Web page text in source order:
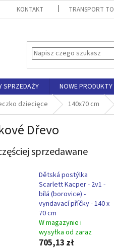
KONTAKT TRANSPORT
SPRZEDAŻY NOWE PRODUKTY
dziecięce 140x70 cm
Dřevo
sprzedawane
Dětská postýlka
Scarlett Kacper - 2v1 -
bílá (borovice) -
vyndavací příčky - 140 x
70 cm
W magazynie i
wysyłka od zaraz
705,13 zł